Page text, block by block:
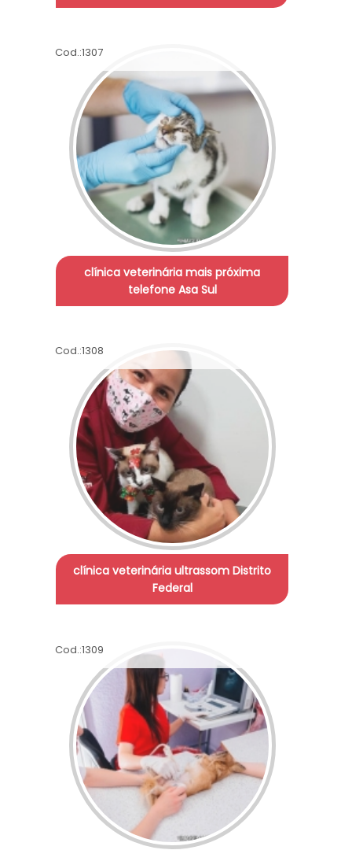
Cod.:1307
clínica veterinária mais próxima
telefone Asa Sul
Cod.:1308
clínica veterinária ultrassom Distrito
Federal
Cod.:1309